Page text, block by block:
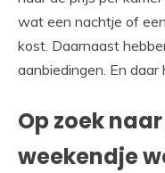
wat een nachtje of
kost. Daarnaast
aanbiedingen. En daar
Op zoek
weekendje